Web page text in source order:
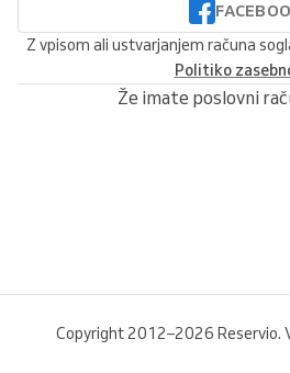
Z vpisom ali ustvarjanjem računa
Politiko
Že imate poslovni
Copyright 2012–2026 Reservio.